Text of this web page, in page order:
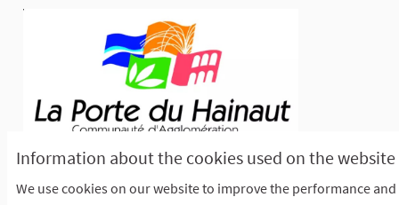
Information about the cookies used on the website
We use cookies on our website to improve the performance and
Subventions CAPH : 1,6 million d'euros